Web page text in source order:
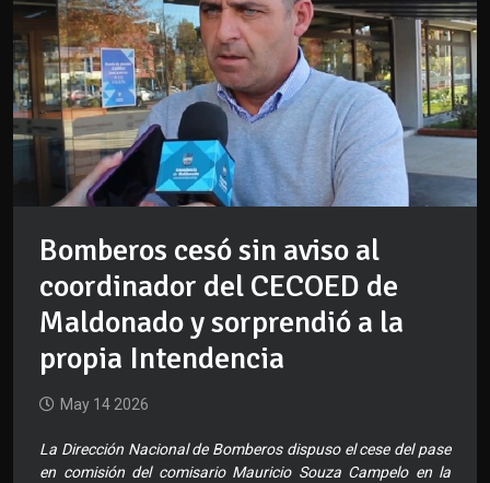
Bomberos cesó sin aviso al
coordinador del CECOED de
Maldonado y sorprendió a la
propia Intendencia
May 14 2026
La Dirección Nacional de Bomberos dispuso el cese del pase
en comisión del comisario Mauricio Souza Campelo en la